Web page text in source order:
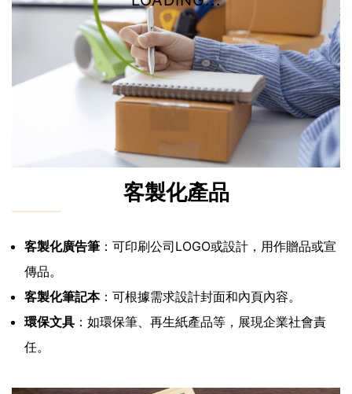
客製化產品
客製化廣告筆 ：可印刷公司LOGO或設計，用作贈品或宣
傳品。
客製化筆記本：可根據需求設計封面和內頁內容。
環保文具 ：如環保筆、再生紙產品等，展現企業社會責
任。